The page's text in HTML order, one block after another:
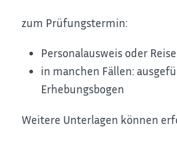
zum Prüfungstermin:
Personalausweis oder
in manchen Fällen:
Erhebungsbogen
Weitere Unterlagen können